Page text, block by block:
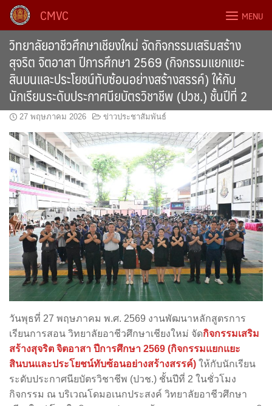
Skip
content
CMVC MENU
วิทยาลัยอาชีวศึกษาเชียงใหม่ จัดกิจกรรมเสริมสร้าง
สุจริต จิตอาสา ปีการศึกษา 2569 (กิจกรรมแยกแยะ
สินบนและประโยชน์ทับซ้อนอย่างสร้างสรรค์) ให้กับ
นักเรียนระดับประกาศนียบัตรวิชาชีพ (ปวช.) ชั้นปีที่ 2
27 พฤษภาคม 2026 ข่าวประชาสัมพันธ์
วันพุธที่ 27 พฤษภาคม พ.ศ. 2569 งานพัฒนาหลักสูตรการ
เรียนการสอน วิทยาลัยอาชีวศึกษาเชียงใหม่ จัดกิจกรรมเสริม
สร้างสุจริต จิตอาสา ปีการศึกษา 2569 (กิจกรรมแยกแยะ
สินบนและประโยชน์ทับซ้อนอย่างสร้างสรรค์) ให้กับนักเรียน
ระดับประกาศนียบัตรวิชาชีพ (ปวช.) ชั้นปีที่ 2 ในชั่วโมง
กิจกรรม ณ บริเวณโดมอเนกประสงค์ วิทยาลัยอาชีวศึกษา